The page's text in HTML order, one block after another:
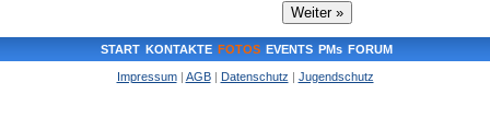
START KONTAKTE FOTOS EVENTS PMs FORUM
Impressum| AGB| Datenschutz | Jugendschutz